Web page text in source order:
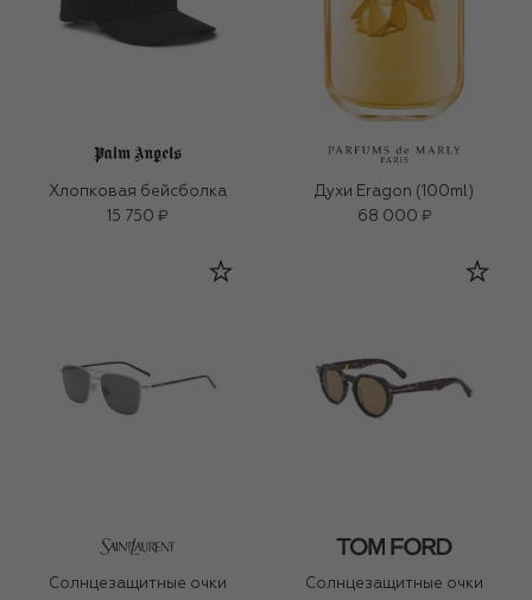
Хлопковая бейсболка
15 750 ₽
Духи Eragon (100ml)
68 000 ₽
Солнцезащитные очки
Солнцезащитные очки